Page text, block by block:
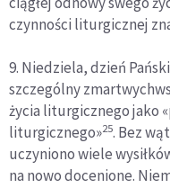
czynności liturgicznej
9. Niedziela, dzień
szczególny
życia liturgicznego jako
liturgicznego»25. Bez
uczyniono wiele
na nowo docenione.